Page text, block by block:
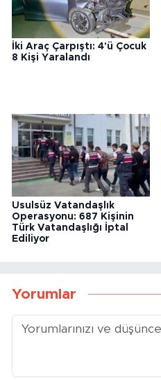
İki Araç Çarpıştı: 4'ü Çocuk
8 Kişi Yaralandı
Usulsüz Vatandaşlık
Operasyonu: 687 Kişinin
Türk Vatandaşlığı İptal
Ediliyor
Yorumlar